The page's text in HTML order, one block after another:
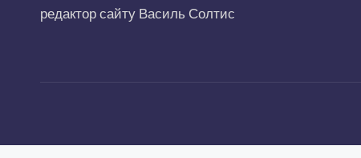
редактор сайту Василь Солтис